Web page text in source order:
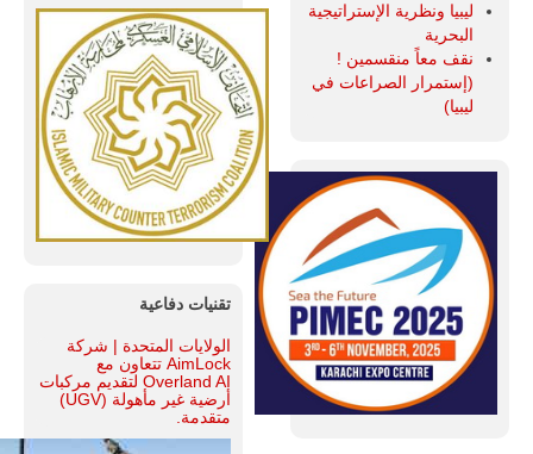
ليبيا ونظرية الإستراتيجية
البحرية
نقف معاً منقسمين !
(إستمرار الصراعات في
ليبيا)
تقنيات دفاعية
الولايات المتحدة | شركة
AimLock تتعاون مع
Overland AI لتقديم مركبات
أرضية غير مأهولة (UGV)
متقدمة.